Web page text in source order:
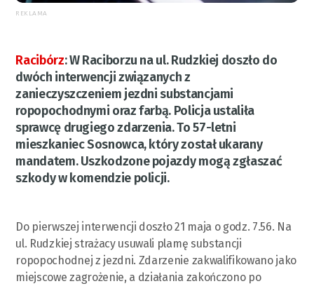
REKLAMA
Racibórz:W Raciborzu na ul. Rudzkiej doszło do
dwóch interwencji związanych z
zanieczyszczeniem jezdni substancjami
ropopochodnymi oraz farbą. Policja ustaliła
sprawcę drugiego zdarzenia. To 57-letni
mieszkaniec Sosnowca, który został ukarany
mandatem. Uszkodzone pojazdy mogą zgłaszać
szkody w komendzie policji.
Do pierwszej interwencji doszło 21 maja o godz. 7.56. Na
ul. Rudzkiej strażacy usuwali plamę substancji
ropopochodnej z jezdni. Zdarzenie zakwalifikowano jako
miejscowe zagrożenie, a działania zakończono po